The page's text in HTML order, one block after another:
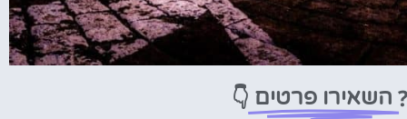
השאירו פרטים 👇